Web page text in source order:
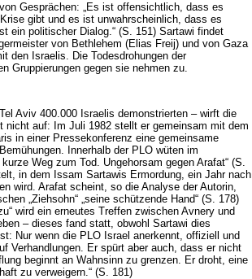
Gesprächen: „Es ist offensichtlich, dass es
gibt und es ist unwahrscheinlich, dass es
ein politischer Dialog.“ (S. 151) Sartawi findet
von Bethlehem (Elias Freij) und von Gaza
den Israelis. Die Todesdrohungen der
Gruppierungen gegen sie nehmen zu.
Aviv 400.000 Israelis demonstrierten – wirft die
nicht auf: Im Juli 1982 stellt er gemeinsam mit dem
in einer Pressekonferenz eine gemeinsame
Innerhalb der PLO wüten im
Weg zum Tod. Ungehorsam gegen Arafat“ (S.
in dem Issam Sartawis Ermordung, ein Jahr nach
wird. Arafat scheint, so die Analyse der Autorin,
„Ziehsohn“ „seine schützende Hand“ (S. 178)
wird ein erneutes Treffen zwischen Avnery und
– dieses fand statt, obwohl Sartawi dies
Nur wenn die PLO Israel anerkennt, offiziell und
Verhandlungen. Er spürt aber auch, dass er nicht
beginnt an Wahnsinn zu grenzen. Er droht, eine
zu verweigern.“ (S. 181)